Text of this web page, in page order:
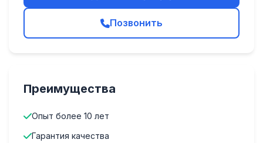
Позвонить
Преимущества
Опыт более 10 лет
Гарантия качества